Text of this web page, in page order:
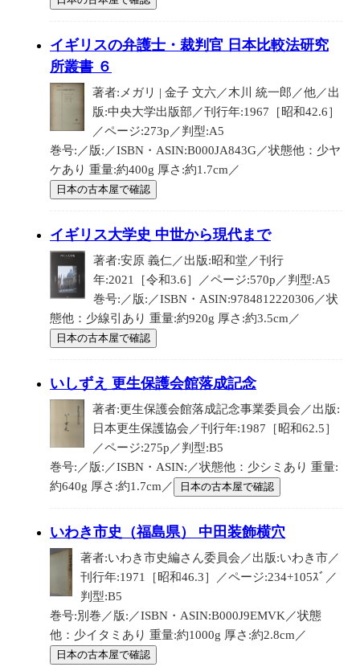
イギリスの弁護士・裁判官 日本比較法研究
所叢書 ６
著者:メガリ | 金子 文六／木川 統一郎／他／出
版:中央大学出版部／刊行年:1967［昭和42.6］
／ページ:273p／判型:A5
巻号:／版:／ISBN・ASIN:B000JA843G／状態他：少ヤ
ケあり 重量:約400g 厚さ:約1.7cm／
日本の古本屋で確認
イギリス大学史 中世から現代まで
著者:安原 義仁／出版:昭和堂／刊行
年:2021［令和3.6］／ページ:570p／判型:A5
巻号:／版:／ISBN・ASIN:9784812220306／状
態他：少線引あり 重量:約920g 厚さ:約3.5cm／
日本の古本屋で確認
いしずえ 更生保護会館落成記念
著者:更生保護会館落成記念事業委員会／出版:
日本更生保護協会／刊行年:1987［昭和62.5］
／ページ:275p／判型:B5
巻号:／版:／ISBN・ASIN:／状態他：少シミあり 重量:
約640g 厚さ:約1.7cm／
日本の古本屋で確認
いわき市史（福島県） 中田装飾横穴
著者:いわき市史編さん委員会／出版:いわき市／
刊行年:1971［昭和46.3］／ページ:234+105ｽﾞ／
判型:B5
巻号:別巻／版:／ISBN・ASIN:B000J9EMVK／状態
他：少イタミあり 重量:約1000g 厚さ:約2.8cm／
日本の古本屋で確認